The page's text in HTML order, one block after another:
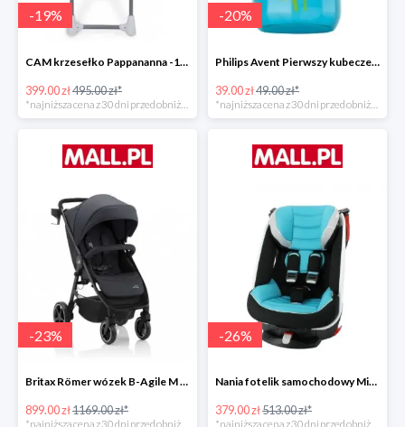
-19%
CAM krzesełko Pappananna -19%
399.00 zł495.00 zł*
*najniższa cena z 30 dni przed obniżką
-20%
Philips Avent Pierwszy kubeczek 260 ml -20%
39.00 zł49.00 zł*
*najniższa cena z 30 dni przed obniżką
-23%
Britax Römer wózek B-Agile M Black Shadow 2020 -23%
899.00 zł1169.00 zł*
*najniższa cena z 30 dni przed obniżką
-26%
Nania fotelik samochodowy Migo Saturn Premium Sky -26%
379.00 zł513.00 zł*
*najniższa cena z 30 dni przed obniżką